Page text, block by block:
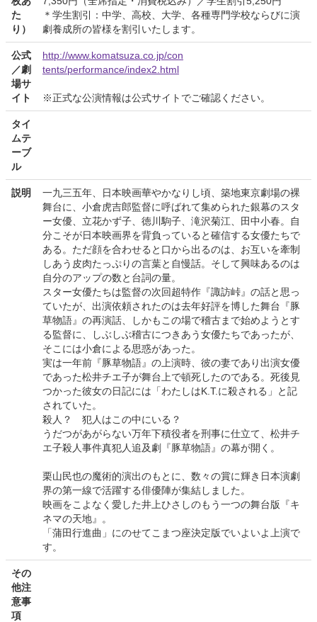
た
り）
＊学生割引：中学、高校、大学、各種専門学校ならびに演
劇養成所の皆様を割引いたします。
公式
／劇
場サ
イト
http://www.komatsuza.co.jp/con
tents/performance/index2.html
※正式な公演情報は公式サイトでご確認ください。
タイ
ムテ
ーブ
ル
説明
一九三五年、日本映画華やかなりし頃、築地東京劇場の裸
舞台に、小倉虎吉郎監督に呼ばれて集められた銀幕のスタ
ー女優、立花かず子、徳川駒子、滝沢菊江、田中小春。自
分こそが日本映画界を背負っていると確信する女優たちで
ある。ただ顔を合わせると口から出るのは、お互いを牽制
しあう皮肉たっぷりの言葉と自慢話。そして興味あるのは
自分のアップの数と台詞の量。
スター女優たちは監督の次回超特作『諏訪峠』の話と思っ
ていたが、出演依頼されたのは去年好評を博した舞台『豚
草物語』の再演話、しかもこの場で稽古まで始めようとす
る監督に、しぶしぶ稽古につきあう女優たちであったが、
そこには小倉による思惑があった。
実は一年前『豚草物語』の上演時、彼の妻であり出演女優
であった松井チエ子が舞台上で頓死したのである。死後見
つかった彼女の日記には「わたしはK.T.に殺される」と記
されていた。
殺人？ 犯人はこの中にいる？
うだつがあがらない万年下積役者を刑事に仕立て、松井チ
エ子殺人事件真犯人追及劇『豚草物語』の幕が開く。
栗山民也の魔術的演出のもとに、数々の賞に輝き日本演劇
界の第一線で活躍する俳優陣が集結しました。
映画をこよなく愛した井上ひさしのもう一つの舞台版『キ
ネマの天地』。
「蒲田行進曲」にのせてこまつ座決定版でいよいよ上演で
す。
その
他注
意事
項